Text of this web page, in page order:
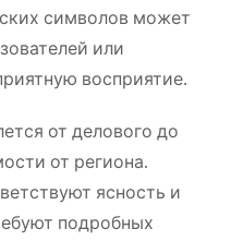
символов может
или
восприятие.
от делового до
от региона.
ясность и
подробных